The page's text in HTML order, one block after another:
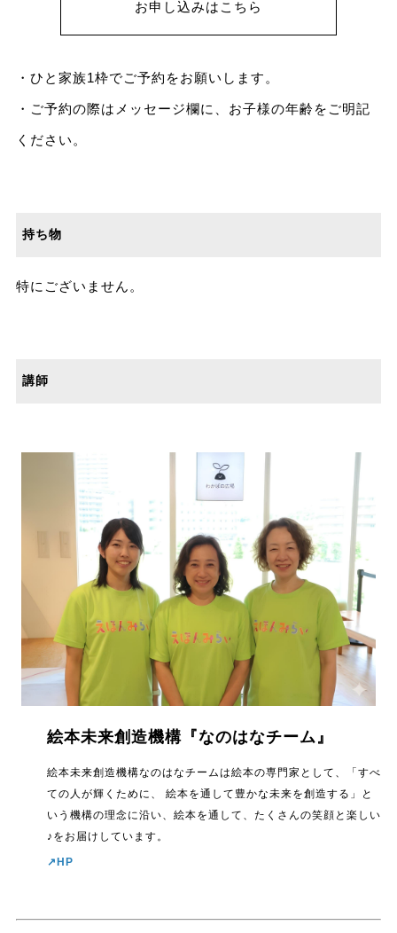
お申し込みはこちら
・ひと家族1枠でご予約をお願いします。
・ご予約の際はメッセージ欄に、お子様の年齢をご明記
ください。
持ち物
特にございません。
講師
絵本未来創造機構『なのはなチーム』
絵本未来創造機構なのはなチームは絵本の専門家として、「すべ
ての人が輝くために、 絵本を通して豊かな未来を創造する」と
いう機構の理念に沿い、絵本を通して、たくさんの笑顔と楽しい
♪をお届けしています。
↗︎HP